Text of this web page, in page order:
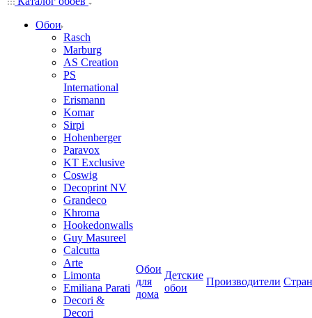
Обои
Rasch
Marburg
AS Creation
PS
International
Erismann
Komar
Sirpi
Hohenberger
Paravox
KT Exclusive
Coswig
Decoprint NV
Grandeco
Khroma
Hookedonwalls
Guy Masureel
Calcutta
Arte
Limonta
Emiliana Parati
Decori &
Decori
Обои
для
дома
Детские
обои
Производители